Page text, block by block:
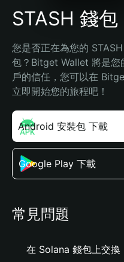
STASH 錢包
您是否正在為您的
包？Bitget Wallet 將是您
戶的信任，您可以在
立即開始您的旅程吧！
Android 安裝包 下載
Google Play 下載
常見問題
在 Solana 錢包上交換